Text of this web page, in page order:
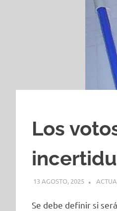
Los
13 AGOSTO, 2025 H P
Se debe definir si